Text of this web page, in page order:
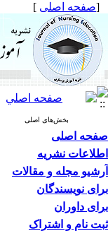
[صفحه اصلی ]
بخش‌های اصلی
صفحه اصلی
اطلاعات نشریه
آرشیو مجله و مقالات
برای نویسندگان
برای داوران
ثبت نام و اشتراک